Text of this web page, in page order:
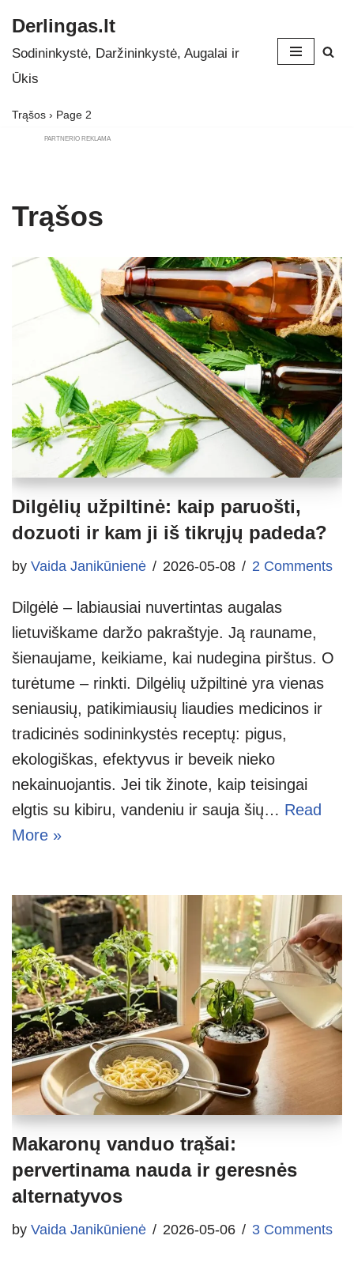
Skip
to
Derlingas.lt
Sodininkystė, Daržininkystė, Augalai ir
Ūkis
Trąšos › Page 2
PARTNERIO REKLAMA
Trąšos
Dilgėlių užpiltinė: kaip paruošti,
dozuoti ir kam ji iš tikrųjų padeda?
by Vaida Janikūnienė 2026-05-08 2 Comments
Dilgėlė – labiausiai nuvertintas augalas
lietuviškame daržo pakraštyje. Ją rauname,
šienaujame, keikiame, kai nudegina pirštus. O
turėtume – rinkti. Dilgėlių užpiltinė yra vienas
seniausių, patikimiausių liaudies medicinos ir
tradicinės sodininkystės receptų: pigus,
ekologiškas, efektyvus ir beveik nieko
nekainuojantis. Jei tik žinote, kaip teisingai
elgtis su kibiru, vandeniu ir sauja šių… Read
More »
Makaronų vanduo trąšai:
pervertinama nauda ir geresnės
alternatyvos
by Vaida Janikūnienė 2026-05-06 3 Comments